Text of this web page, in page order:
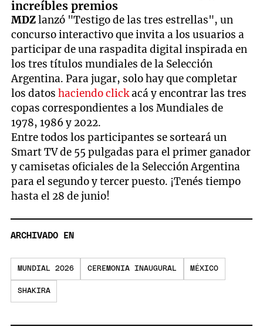
increíbles premios
MDZlanzó "Testigo de las tres estrellas", un
concurso interactivo que invita a los usuarios a
participar de una raspadita digital inspirada en
los tres títulos mundiales de la Selección
Argentina. Para jugar, solo hay que completar
los datoshaciendo clickacá y encontrar las tres
copas correspondientes a los Mundiales de
1978, 1986 y 2022.
Entre todos los participantes se sorteará un
Smart TV de 55 pulgadas para el primer ganador
y camisetas oficiales de la Selección Argentina
para el segundo y tercer puesto. ¡Tenés tiempo
hasta el 28 de junio!
ARCHIVADO EN
MUNDIAL 2026 CEREMONIA INAUGURAL MÉXICO
SHAKIRA